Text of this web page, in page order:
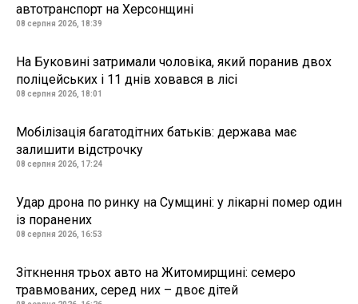
автотранспорт на Херсонщині
08 серпня 2026, 18:39
На Буковині затримали чоловіка, який поранив двох
поліцейських і 11 днів ховався в лісі
08 серпня 2026, 18:01
Мобілізація багатодітних батьків: держава має
залишити відстрочку
08 серпня 2026, 17:24
Удар дрона по ринку на Сумщині: у лікарні помер один
із поранених
08 серпня 2026, 16:53
Зіткнення трьох авто на Житомирщині: семеро
травмованих, серед них – двоє дітей